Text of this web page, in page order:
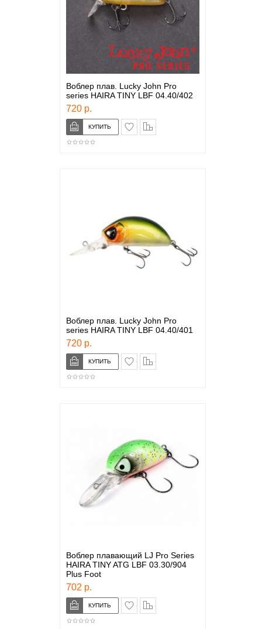
Воблер плав. Lucky John Pro
series HAIRA TINY LBF 04.40/402
720 р.
в закладки
Воблер плав. Lucky John Pro
series HAIRA TINY LBF 04.40/401
720 р.
в закладки
Воблер плавающий LJ Pro Series
HAIRA TINY ATG LBF 03.30/904
Plus Foot
702 р.
в закладки